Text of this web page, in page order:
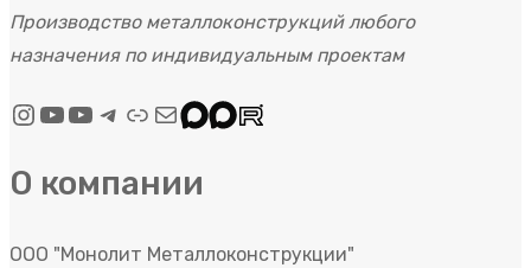
Производство металлоконструкций любого
назначения по индивидуальным проектам
Instagram
YouTube
Rutube
Telegram
LinkMailMaxMaxRutube
О компании
ООО "Монолит Металлоконструкции"